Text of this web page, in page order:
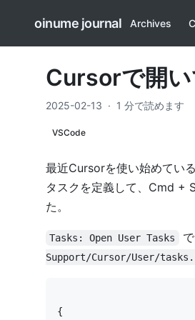
oinume journal Archives
Cursorで開
2025-02-13 · 1 分で読めます
VSCode
最近Cursorを使い始めてい
タスクを定義して、Cmd +
た。
Tasks: Open User Tasks
Support/Cursor/User/